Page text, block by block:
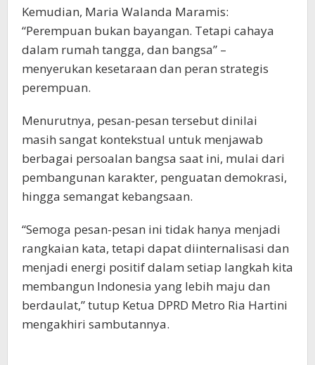
Kemudian, Maria Walanda Maramis:
“Perempuan bukan bayangan. Tetapi cahaya
dalam rumah tangga, dan bangsa” –
menyerukan kesetaraan dan peran strategis
perempuan.
Menurutnya, pesan-pesan tersebut dinilai
masih sangat kontekstual untuk menjawab
berbagai persoalan bangsa saat ini, mulai dari
pembangunan karakter, penguatan demokrasi,
hingga semangat kebangsaan.
“Semoga pesan-pesan ini tidak hanya menjadi
rangkaian kata, tetapi dapat diinternalisasi dan
menjadi energi positif dalam setiap langkah kita
membangun Indonesia yang lebih maju dan
berdaulat,” tutup Ketua DPRD Metro Ria Hartini
mengakhiri sambutannya.